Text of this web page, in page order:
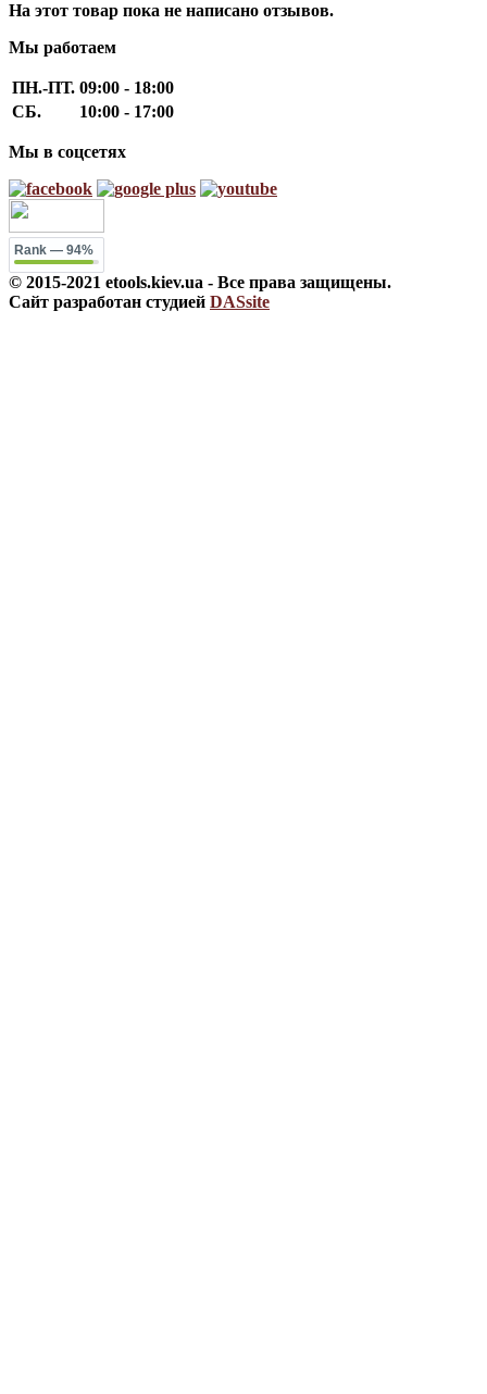
На этот товар пока не написано отзывов.
Мы работаем
ПН.-ПТ. 09:00 - 18:00
СБ.
10:00 - 17:00
Мы в соцсетях
Rank — 94%
© 2015-2021 etools.kiev.ua - Все права защищены.
Сайт разработан студией DASsite